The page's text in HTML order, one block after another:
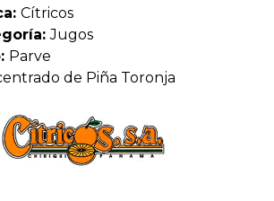
Cítricos
Jugos
Parve
de Piña Toronja